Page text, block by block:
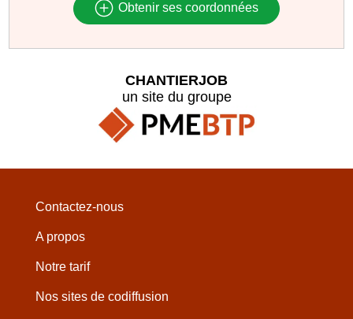
Obtenir ses coordonnées
CHANTIERJOB
un site du groupe
Contactez-nous
A propos
Notre tarif
Nos sites de codiffusion